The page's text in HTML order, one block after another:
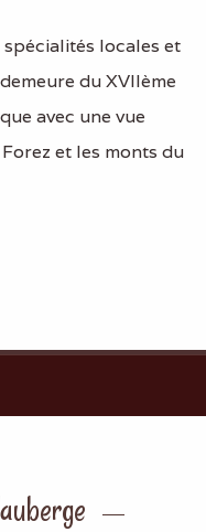
locales et
du XVIIème
avec une vue
et les monts du